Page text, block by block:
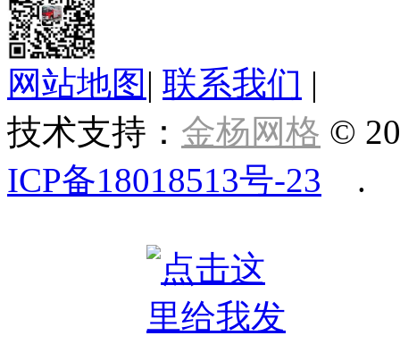
网站地图 | 联系我们 |
技术支持： 金杨网格 ©
ICP备18018513号-23 .